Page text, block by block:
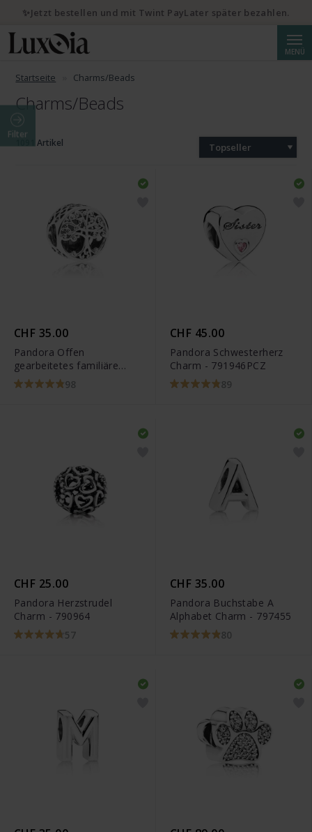
MENÜ
Startseite Charms/Beads
Charms/Beads
Filter
1091 Artikel Topseller
CHF 35.00
Pandora Offen
gearbeitetes familiäre
Wurzeln Charm - 797590
98
CHF 45.00
Pandora Schwesterherz
Charm - 791946PCZ
89
CHF 25.00
Pandora Herzstrudel
Charm - 790964
57
CHF 35.00
Pandora Buchstabe A
Alphabet Charm - 797455
80
✨Jetzt bestellen und mit Twint PayLater später bezahlen.